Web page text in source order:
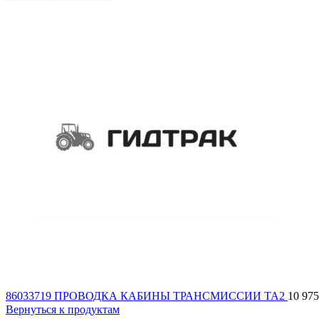
86033719 ПРОВОДКА КАБИНЫ ТРАНСМИССИИ ТА2 10
Вернуться к продуктам